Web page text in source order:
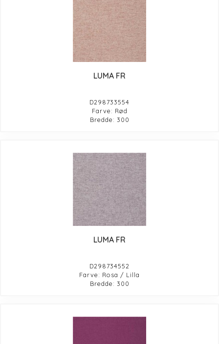
LUMA FR
D298733554
Farve: Rød
Bredde: 300
LUMA FR
D298734552
Farve: Rosa / Lilla
Bredde: 300